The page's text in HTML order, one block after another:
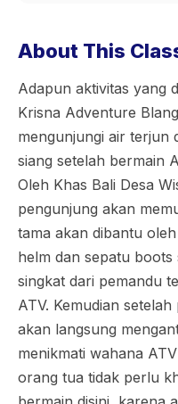
About This
Adapun aktivitas yang
Krisna Adventure
mengunjungi air terjun
siang setelah bermain
Oleh Khas Bali Desa
pengunjung akan
tama akan dibantu
helm dan sepatu
singkat dari pemandu
ATV. Kemudian
akan langsung
menikmati wahana
orang tua tidak perlu